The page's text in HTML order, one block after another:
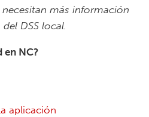
más información
DSS local.
en NC?
aplicación